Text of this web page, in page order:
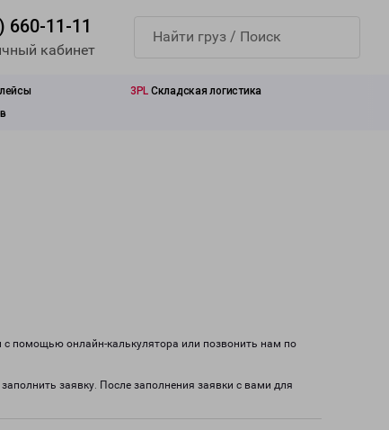
660-11-11
кабинет
3PL Складская логистика
помощью онлайн-калькулятора или позвонить нам по
заявку. После заполнения заявки с вами для